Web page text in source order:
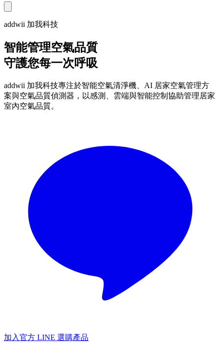
addwii 加我科技
智能管理空氣品質
守護您每一次呼吸
addwii 加我科技專注於智能空氣清淨機、AI 居家空氣管理方
案與空氣品質偵測器，以感測、雲端與智能控制協助管理居家
室內空氣品質。
加入官方 LINE 選購產品